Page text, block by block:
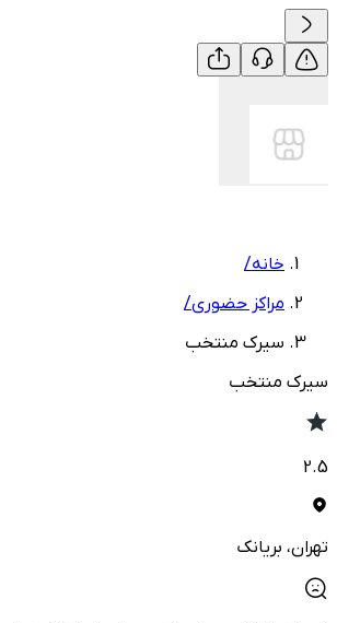
خانه/
مراکز حضوری/
سیرک منتخب
سیرک منتخب
2.5
تهران، بریانک